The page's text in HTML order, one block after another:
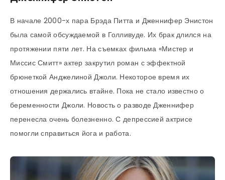
В начале 2000-х пара Брэда Питта и Дженнифер Энистон
была самой обсуждаемой в Голливуде. Их брак длился на
протяжении пяти лет. На съемках фильма «Мистер и
Миссис Смитт» актер закрутил роман с эффектной
брюнеткой Анджелиной Джоли. Некоторое время их
отношения держались втайне. Пока не стало известно о
беременности Джоли. Новость о разводе Дженнифер
перенесла очень болезненно. С депрессией актрисе
помогли справиться йога и работа.